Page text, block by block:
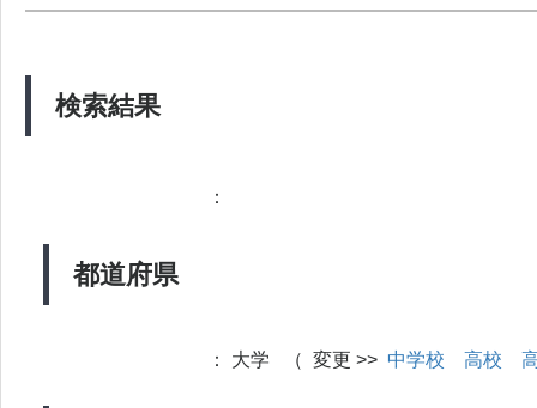
検索結果
都道府県
：
： 大学 （ 変更 >> 中学校 高校